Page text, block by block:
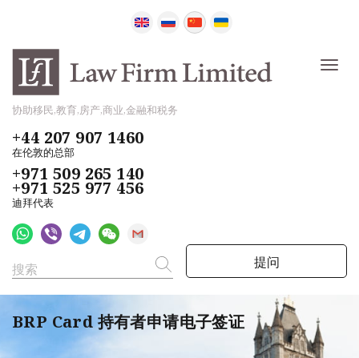
协助移民,教育,房产,商业,金融和税务
+44 207 907 1460
在伦敦的总部
+971 509 265 140
+971 525 977 456
迪拜代表
提问
BRP Card 持有者申请电子签证